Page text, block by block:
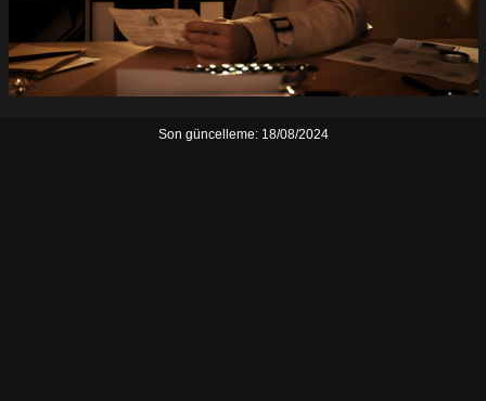
Son güncelleme: 18/08/2024